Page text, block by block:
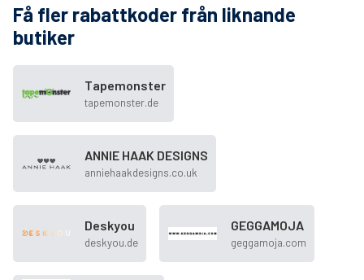
Få fler rabattkoder från liknande
butiker
Tapemonster
tapemonster.de
ANNIE HAAK DESIGNS
anniehaakdesigns.co.uk
Deskyou
deskyou.de
GEGGAMOJA
geggamoja.com